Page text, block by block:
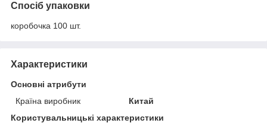
Спосіб упаковки
коробочка 100 шт.
Характеристики
Основні атрибути
Країна виробник
Китай
Користувальницькі характеристики